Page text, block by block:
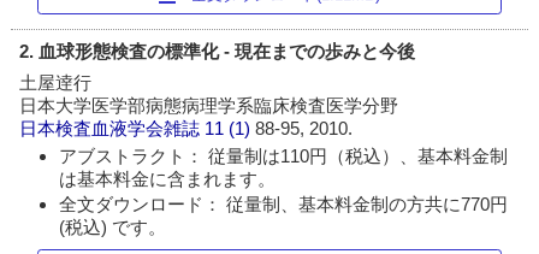
2. 血球形態検査の標準化 - 現在までの歩みと今後
土屋逹行
日本大学医学部病態病理学系臨床検査医学分野
日本検査血液学会雑誌 11 (1)88-95, 2010.
アブストラクト： 従量制は110円（税込）、基本料金制
は基本料金に含まれます。
全文ダウンロード： 従量制、基本料金制の方共に770円
(税込) です。